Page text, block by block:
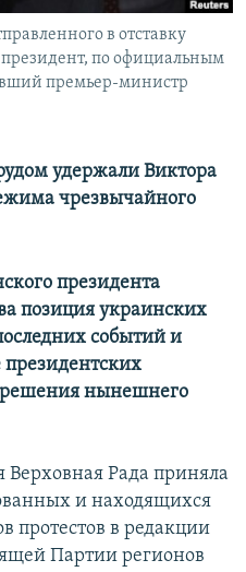
в отставку
по официальным
премьер-министр
удержали Виктора
чрезвычайного
президента
позиция украинских
событий и
нынешнего
Верховная Рада приняла
и находящихся
протестов в редакции
Партии регионов